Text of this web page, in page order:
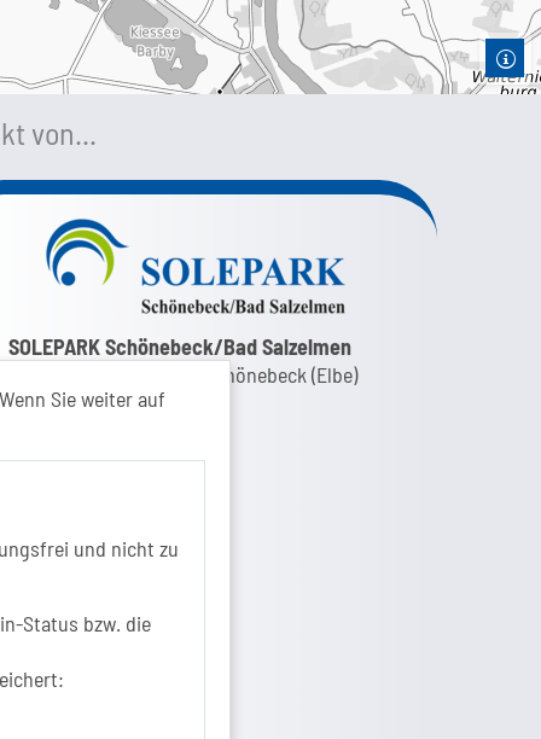
Sie weiter auf
und nicht zu
Status bzw. die
von...
zur Google-Maps Navigation
SOLEPARK Schönebeck/Bad Salzelmen
Eigenbetrieb der Stadt Schönebeck (Elbe)
Badepark 1
www.visitschoenebeck.de